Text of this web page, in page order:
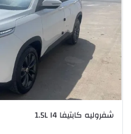
شفروليه كابتيفا 1.5L I4